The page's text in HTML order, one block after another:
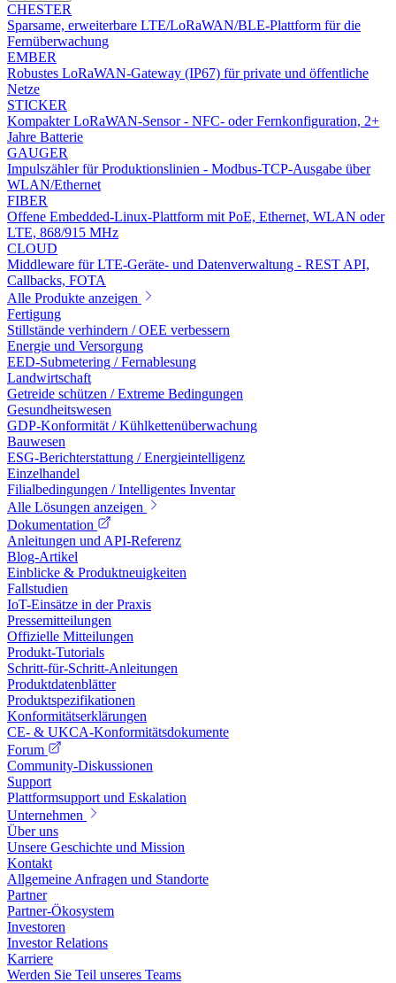
CHESTER
Sparsame, erweiterbare LTE/LoRaWAN/BLE-Plattform für die
Fernüberwachung
EMBER
Robustes LoRaWAN-Gateway (IP67) für private und öffentliche
Netze
STICKER
Kompakter LoRaWAN-Sensor - NFC- oder Fernkonfiguration, 2+
Jahre Batterie
GAUGER
Impulszähler für Produktionslinien - Modbus-TCP-Ausgabe über
WLAN/Ethernet
FIBER
Offene Embedded-Linux-Plattform mit PoE, Ethernet, WLAN oder
LTE, 868/915 MHz
CLOUD
Middleware für LTE-Geräte- und Datenverwaltung - REST API,
Callbacks, FOTA
Alle Produkte anzeigen
Fertigung
Stillstände verhindern / OEE verbessern
Energie und Versorgung
EED-Submetering / Fernablesung
Landwirtschaft
Getreide schützen / Extreme Bedingungen
Gesundheitswesen
GDP-Konformität / Kühlkettenüberwachung
Bauwesen
ESG-Berichterstattung / Energieintelligenz
Einzelhandel
Filialbedingungen / Intelligentes Inventar
Alle Lösungen anzeigen
Dokumentation
Anleitungen und API-Referenz
Blog-Artikel
Einblicke & Produktneuigkeiten
Fallstudien
IoT-Einsätze in der Praxis
Pressemitteilungen
Offizielle Mitteilungen
Produkt-Tutorials
Schritt-für-Schritt-Anleitungen
Produktdatenblätter
Produktspezifikationen
Konformitätserklärungen
CE- & UKCA-Konformitätsdokumente
Forum
Community-Diskussionen
Support
Plattformsupport und Eskalation
Unternehmen
Über uns
Unsere Geschichte und Mission
Kontakt
Allgemeine Anfragen und Standorte
Partner
Partner-Ökosystem
Investoren
Investor Relations
Karriere
Werden Sie Teil unseres Teams